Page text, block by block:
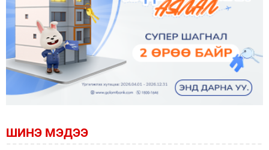
ШИНЭ МЭДЭЭ